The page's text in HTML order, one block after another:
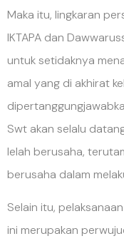
Maka itu, lingkaran
IKTAPA dan
untuk setidaknya
amal yang di akhirat
Swt akan selalu
lelah berusaha,
berusaha dalam
Selain itu,
ini merupakan